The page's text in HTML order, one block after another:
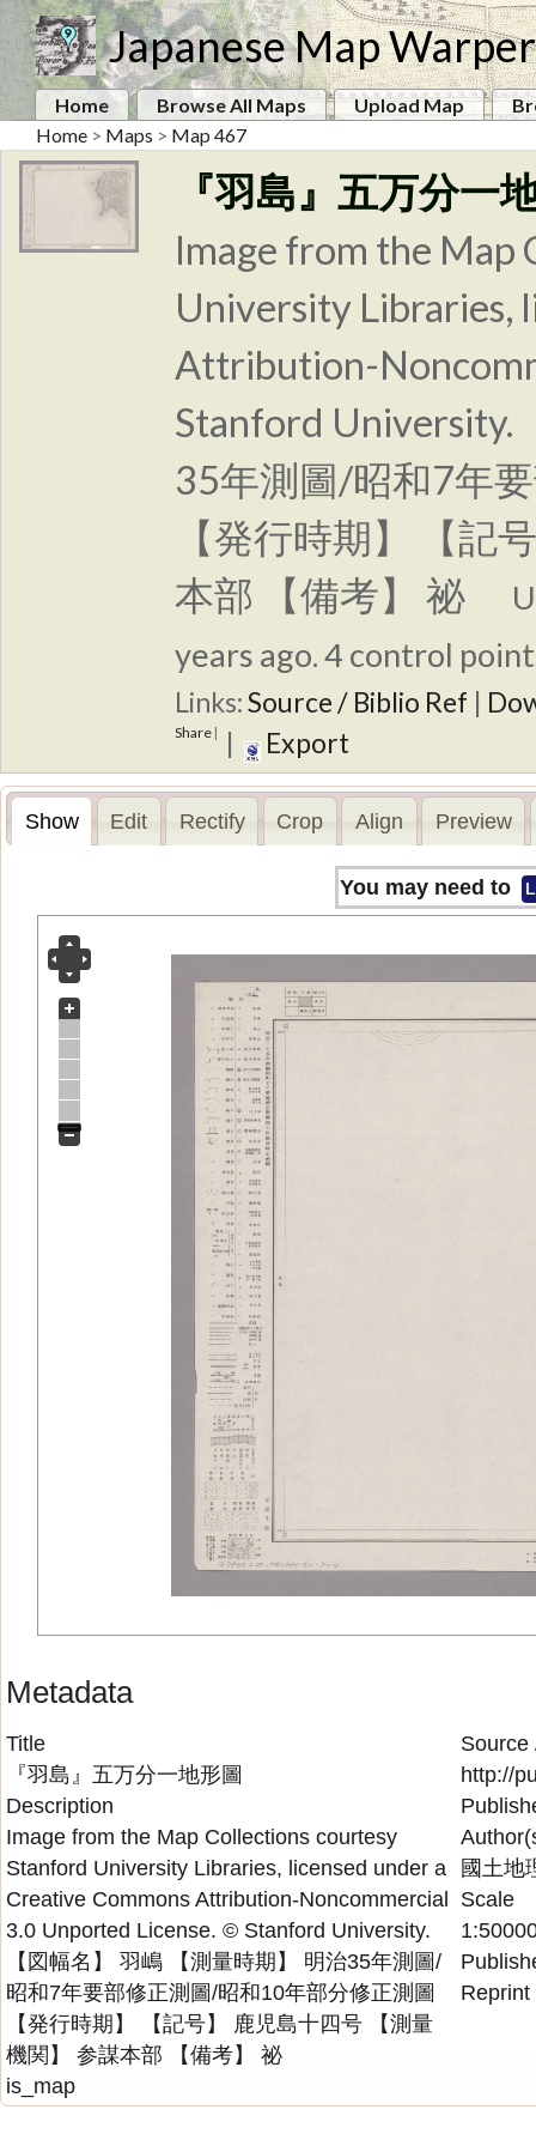
Japanese Map Warper
Home Browse All Maps Upload Map
Home > Maps > Map 467
『羽島』五万分一
Image from the Map
University Libraries,
Attribution-
Stanford University.
35年測圖/昭和7年
【発行時期】 【記
本部 【備考】 祕
years ago. 4 control
Links:Source / Biblio Ref |
Share | | Export
Show Edit Rectify Crop Align Preview
You may need to
Metadata
Title
『羽島』五万分一地形圖
Description
Image from the Map Collections courtesy
Stanford University Libraries, licensed under a
Creative Commons Attribution-Noncommercial
3.0 Unported License. © Stanford University.
【図幅名】 羽嶋 【測量時期】 明治35年測圖/
昭和7年要部修正測圖/昭和10年部分修正測圖
【発行時期】 【記号】 鹿児島十四号 【測量
機関】 参謀本部 【備考】 祕
is_map
Source
http://
國土地
Scale
Reprint